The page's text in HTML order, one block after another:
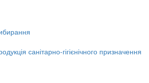
санітарно-гігієнічного призначення